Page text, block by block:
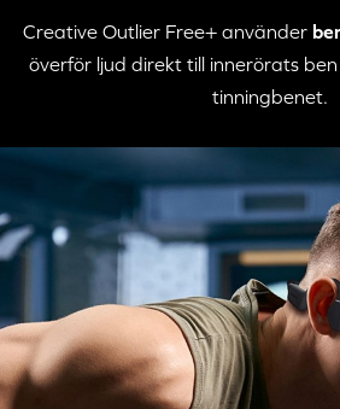
Creative Outlier Free+använder
överför ljud direkt till innerörats
tinningbenet.